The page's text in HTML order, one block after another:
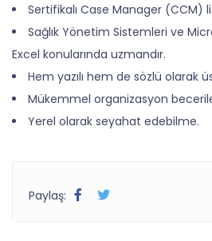
Sertifikalı Case Manager (CCM)
Sağlık Yönetim Sistemleri ve
Excel konularında uzmandır.
Hem yazılı hem de sözlü olarak
Mükemmel organizasyon
Yerel olarak seyahat edebilme.
Paylaş: